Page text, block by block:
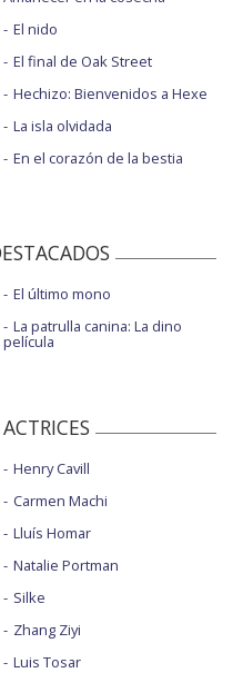
El nido
El final de Oak Street
Hechizo: Bienvenidos a Hexe
La isla olvidada
En el corazón de la bestia
El último mono
La patrulla canina: La dino
película
Henry Cavill
Carmen Machi
Lluís Homar
Natalie Portman
Silke
Zhang Ziyi
Luis Tosar